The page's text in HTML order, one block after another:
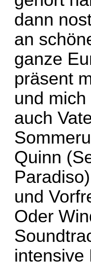
dann
an
ganze
präsent
und
auch
Quinn
Paradiso
und
Oder
intensive